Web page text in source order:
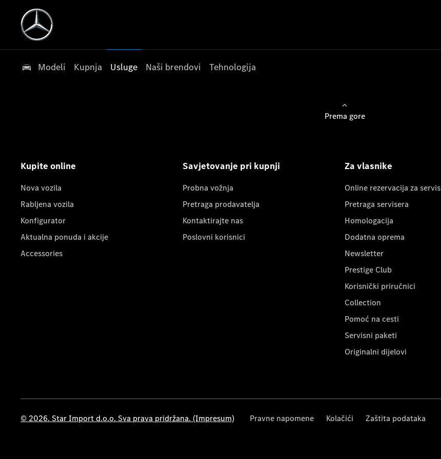
Modeli Kupnja Usluge Naši brendovi Tehnologija
Prema gore
Kupite online
Nova vozila
Rabljena vozila
Konfigurator
Aktualna ponuda i akcije
Accessories
Savjetovanje pri kupnji
Probna vožnja
Pretraga prodavatelja
Kontaktirajte nas
Poslovni korisnici
Za vlasnike
Online rezervacija za servis
Pretraga servisera
Homologacija
Dodatna oprema
Newsletter
Prestige Club
Korisnički priručnici
Collection
Pomoć na cesti
Servisni paketi
Originalni dijelovi
© 2026. Star Import d.o.o. Sva prava pridržana. (Impresum) Pravne napomene Kolačići Zaštita podataka